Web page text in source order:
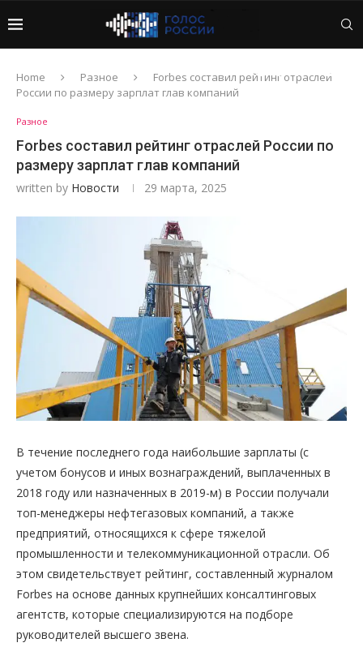
Home Разное
Forbes составил рейтинг отраслей
России по размеру зарплат глав компаний
Разное
Forbes составил рейтинг отраслей России по
размеру зарплат глав компаний
written by Новости 29 марта, 2025
В течение последнего года наибольшие зарплаты (с
учетом бонусов и иных вознаграждений, выплаченных в
2018 году или назначенных в 2019-м) в России получали
топ-менеджеры нефтегазовых компаний, а также
предприятий, относящихся к сфере тяжелой
промышленности и телекоммуникационной отрасли. Об
этом свидетельствует рейтинг, составленный журналом
Forbes на основе данных крупнейших консалтинговых
агентств, которые специализируются на подборе
руководителей высшего звена.